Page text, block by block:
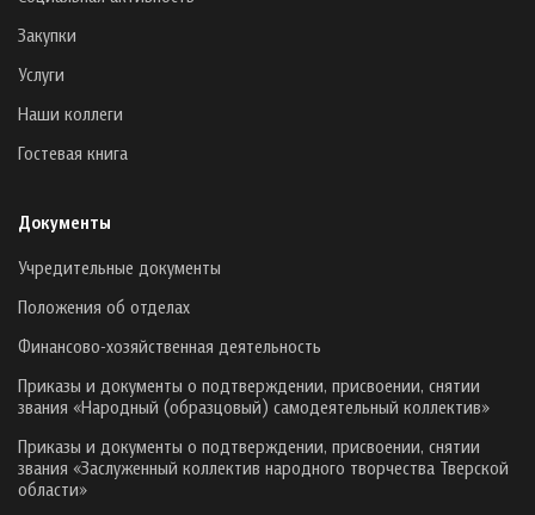
Закупки
Услуги
Наши коллеги
Гостевая книга
Документы
Учредительные документы
Положения об отделах
Финансово-хозяйственная деятельность
Приказы и документы о подтверждении, присвоении, снятии
звания «Народный (образцовый) самодеятельный коллектив»
Приказы и документы о подтверждении, присвоении, снятии
звания «Заслуженный коллектив народного творчества Тверской
области»